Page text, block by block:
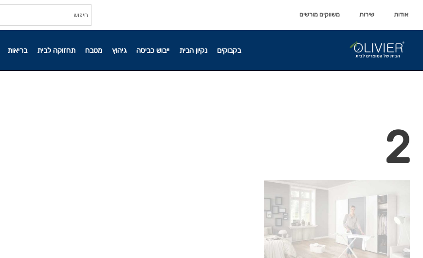
אודות שירות משווקים מורשים
בקבוקים נקיון הבית ייבוש כביסה גיהוץ מטבח תחזוקה לבית בריאות
2